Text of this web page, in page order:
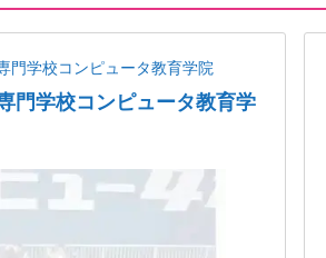
門学校コンピュータ教育学院
門学校コンピュータ教育学